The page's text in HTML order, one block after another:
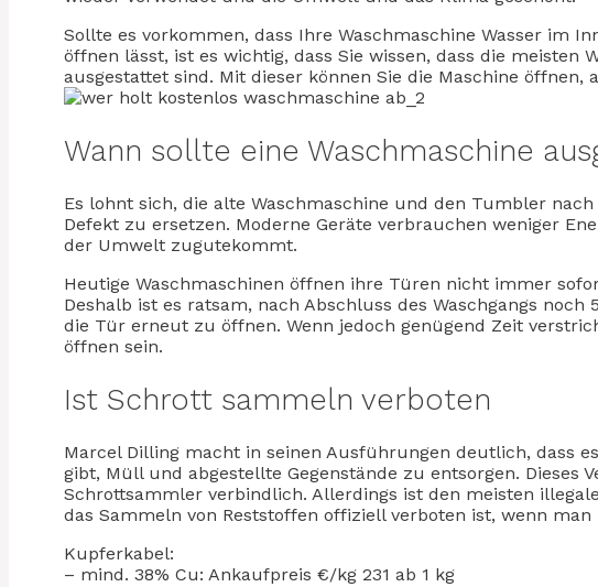
Sollte es vorkommen, dass Ihre Waschmaschine Wasser im
öffnen lässt, ist es wichtig, dass Sie wissen, dass die meisten
ausgestattet sind. Mit dieser können Sie die Maschine
Wann sollte eine Waschmaschine
Es lohnt sich, die alte Waschmaschine und den Tumbler
Defekt zu ersetzen. Moderne Geräte verbrauchen weniger
der Umwelt zugutekommt.
Heutige Waschmaschinen öffnen ihre Türen nicht immer
Deshalb ist es ratsam, nach Abschluss des Waschgangs
die Tür erneut zu öffnen. Wenn jedoch genügend Zeit
öffnen sein.
Ist Schrott sammeln verboten
Marcel Dilling macht in seinen Ausführungen deutlich, dass
gibt, Müll und abgestellte Gegenstände zu entsorgen. Dieses
Schrottsammler verbindlich. Allerdings ist den meisten
das Sammeln von Reststoffen offiziell verboten ist, wenn
Kupferkabel:
– mind. 38% Cu: Ankaufpreis €/kg 231 ab 1 kg